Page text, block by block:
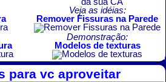
Veja as idéias:
Remover Fissuras na Parede
Demonstração:
Modelos de texturas
para vc aproveitar